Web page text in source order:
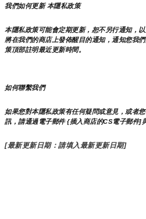
我們如何更新 本隱私政策
本隱私政策可能會定期更新，恕不另行通知，
將在我們的商店上發佈醒目的通知，通知您我
策頂部註明最近更新時間。
如何聯繫我們
如果您對本隱私政策有任何疑問或意見，或者
訊，請通過電子郵件 {插入商店的CS電子郵件]
[最新更新日期：請填入最新更新日期]